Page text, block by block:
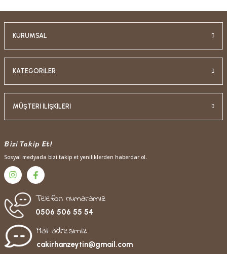
KURUMSAL
KATEGORİLER
MÜŞTERİ İLİŞKİLERİ
Bizi Takip Et!
Sosyal medyada bizi takip et yeniliklerden haberdar ol.
Telefon numaramız
0506 506 55 54
Mail adresimiz
cakirhanzeytin@gmail.com